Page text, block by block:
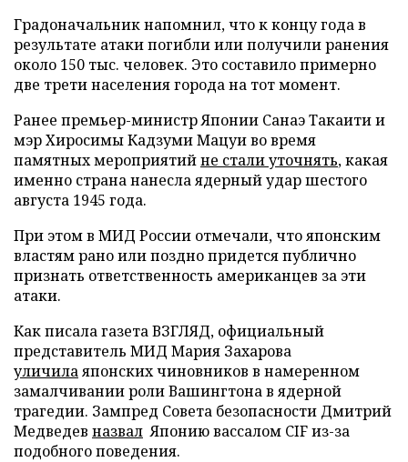
Градоначальник напомнил, что к концу года в
результате атаки погибли или получили ранения
около 150 тыс. человек. Это составило примерно
две трети населения города на тот момент.
Ранее премьер-министр Японии Санаэ Такаити и
мэр Хиросимы Кадзуми Мацуи во время
памятных мероприятийне стали уточнять, какая
именно страна нанесла ядерный удар шестого
августа 1945 года.
При этом в МИД России отмечали, что японским
властям рано или поздно придется публично
признать ответственность американцев за эти
атаки.
Как писала газета ВЗГЛЯД, официальный
представитель МИД Мария Захарова
уличилаяпонских чиновников в намеренном
замалчивании роли Вашингтона в ядерной
трагедии. Зампред Совета безопасности Дмитрий
Медведев назвал Японию вассалом CIF из-за
подобного поведения.